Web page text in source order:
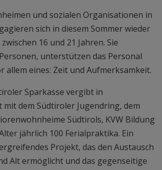
und sozialen Organisationen in
sich in diesem Sommer wieder
16 und 21 Jahren. Sie
unterstützen das Personal
allem eines: Zeit und Aufmerksamkeit.
Sparkasse vergibt in
mit dem Südtiroler Jugendring, dem
Südtirols, KVW Bildung
jährlich 100 Ferialpraktika. Ein
Projekt, das den Austausch
Alt ermöglicht und das gegenseitige